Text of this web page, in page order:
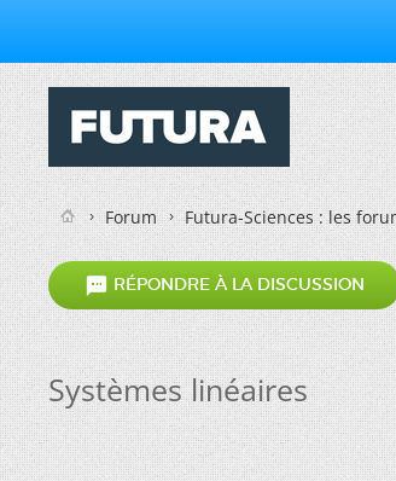
Forum Futura-Sciences : les
 RÉPONDRE À LA DISCUSSION
Systèmes linéaires